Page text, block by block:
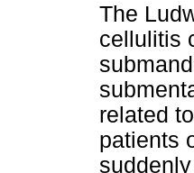
The
cellulitis
related
patients